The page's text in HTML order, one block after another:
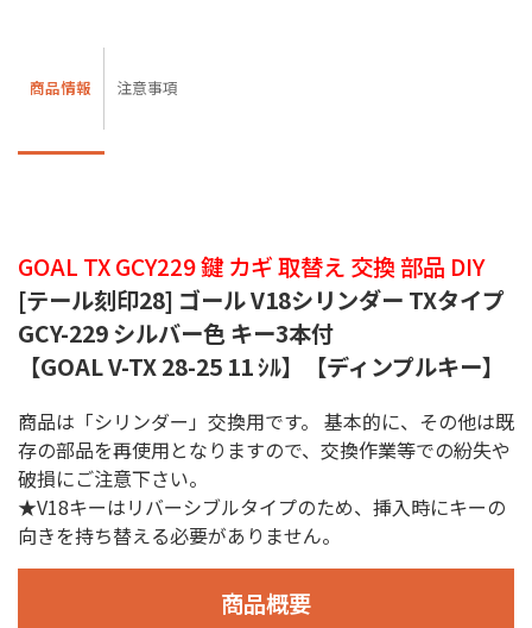
商品情報 注意事項
GOAL TX GCY229 鍵 カギ 取替え 交換 部品 DIY
[テール刻印28] ゴール V18シリンダー TXタイプ
GCY-229 シルバー色 キー3本付
【GOAL V-TX 28-25 11 ｼﾙ】【ディンプルキー】
商品は「シリンダー」交換用です。 基本的に、その他は既
存の部品を再使用となりますので、交換作業等での紛失や
破損にご注意下さい。
★V18キーはリバーシブルタイプのため、挿入時にキーの
向きを持ち替える必要がありません。
商品概要